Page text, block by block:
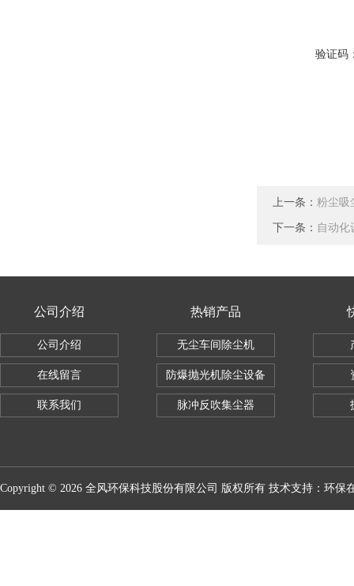
验证码
上一条： 粉尘吸
下一条： 自动化
公司介绍
公司介绍
在线留言
联系我们
热销产品
无尘车间除尘机
防爆抛光机除尘设备
脉冲反吹集尘器
Copyright © 2026 全风环保科技股份有限公司 版权所有 技术支持： 环保